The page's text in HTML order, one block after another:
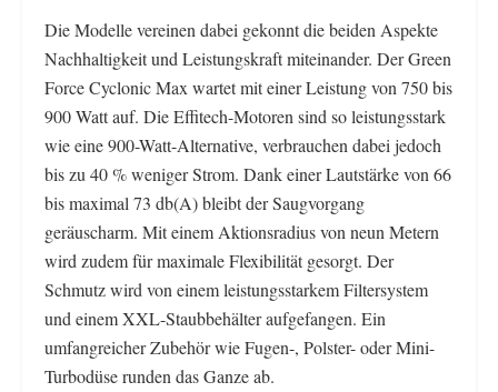
Die Modelle vereinen dabei gekonnt die beiden Aspekte
Nachhaltigkeit und Leistungskraft miteinander. Der Green
Force Cyclonic Max wartet mit einer Leistung von 750 bis
900 Watt auf. Die Effitech-Motoren sind so leistungsstark
wie eine 900-Watt-Alternative, verbrauchen dabei jedoch
bis zu 40 % weniger Strom. Dank einer Lautstärke von 66
bis maximal 73 db(A) bleibt der Saugvorgang
geräuscharm. Mit einem Aktionsradius von neun Metern
wird zudem für maximale Flexibilität gesorgt. Der
Schmutz wird von einem leistungsstarkem Filtersystem
und einem XXL-Staubbehälter aufgefangen. Ein
umfangreicher Zubehör wie Fugen-, Polster- oder Mini-
Turbodüse runden das Ganze ab.